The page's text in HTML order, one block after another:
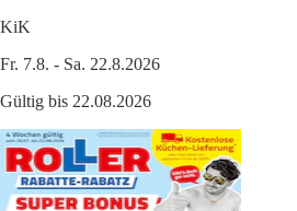
KiK
Fr. 7.8. - Sa. 22.8.2026
Gültig bis 22.08.2026